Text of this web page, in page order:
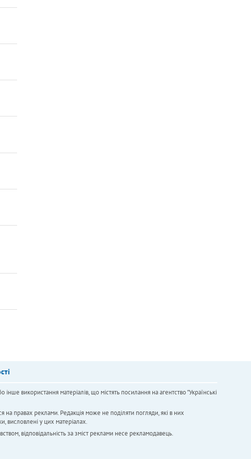
використання матеріалів, що містять посилання на агентство "Українськi
на правах реклами. Редакція може не поділяти погляди, які в них
висловлені у цих матеріалах.
відповідальність за зміст реклами несе рекламодавець.